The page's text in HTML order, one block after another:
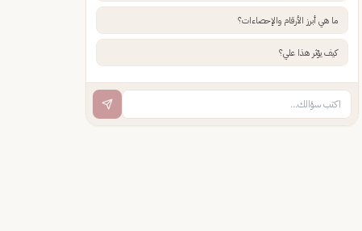
ما هي أبرز الأرقام والإحصاءات؟
كيف يؤثر هذا علي؟